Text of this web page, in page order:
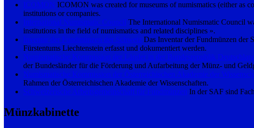
ICOMON ICOMON was created for museums of numismatics (either as
institutions or companies.
International Numismatic Council The International Numismatic Council
institutions in the field of numismatics and related disciplines ».
Inventar der Fundmünzen der Schweiz Das Inventar der Fundmünzen der
Fürstentums Liechtenstein erfasst und dokumentiert werden.
Numismatische Kommission der Länder in der Bundesrepublik
der Bundesländer für die Förderung und Aufarbeitung der Münz- und
Numismatische Kommission der Österreichischen Akademie der
Rahmen der Österreichischen Akademie der Wissenschaften.
Schweizerische Arbeitsgemeinschaft für Fundmünzen In der SAF sind
Münzkabinette